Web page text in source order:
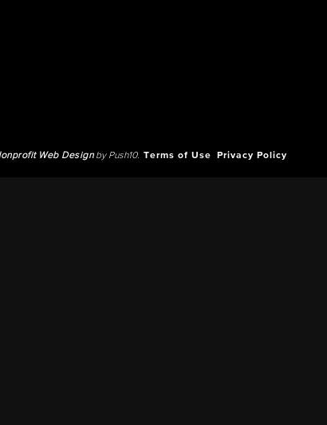
Web Designby Push10. Terms of Use Privacy Policy